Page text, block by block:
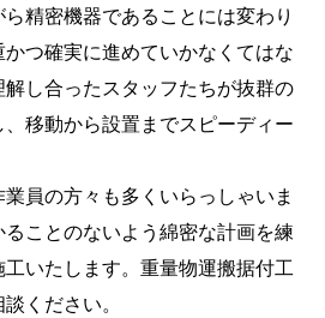
精密機器であることには変わり
つ確実に進めていかなくてはな
し合ったスタッフたちが抜群の
移動から設置までスピーディー
員の方々も多くいらっしゃいま
ことのないよう綿密な計画を練
いたします。重量物運搬据付工
ください。